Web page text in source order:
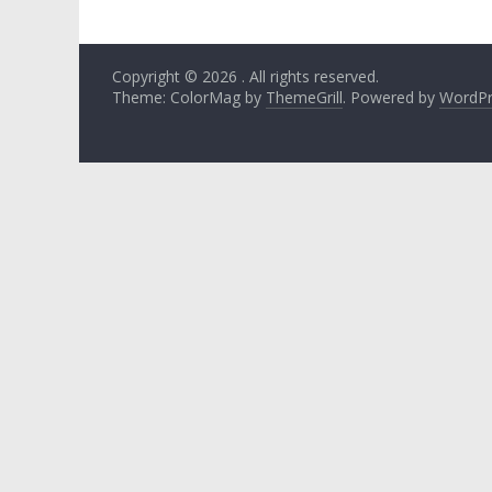
Copyright © 2026 . All rights reserved.
Theme: ColorMag by ThemeGrill. Powered by